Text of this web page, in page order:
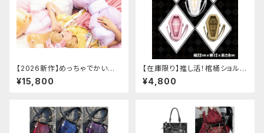
【2026新作】めっちゃでかいロ
リータリボンバッグ[メッシュボウ
ノットブックバッグ]
¥15,800
【在庫限り】推し活！棺桶ショルダ
ーバッグ
¥4,800